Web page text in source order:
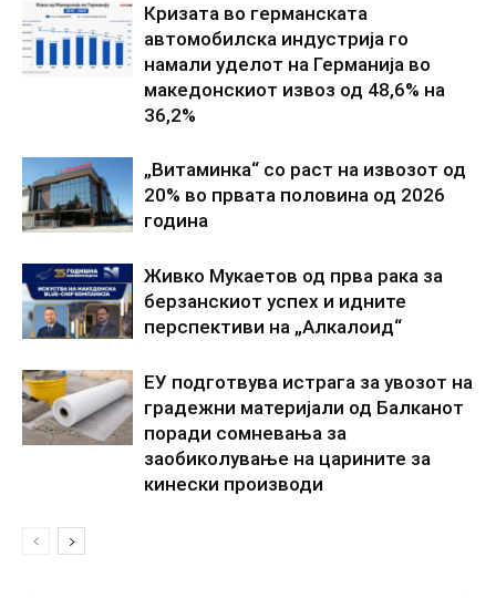
Кризата во германската
автомобилска индустрија го
намали уделот на Германија во
македонскиот извоз од 48,6% на
36,2%
„Витаминка“ со раст на извозот од
20% во првата половина од 2026
година
Живко Мукаетов од прва рака за
берзанскиот успех и идните
перспективи на „Алкалоид“
ЕУ подготвува истрага за увозот на
градежни материјали од Балканот
поради сомневања за
заобиколување на царините за
кинески производи